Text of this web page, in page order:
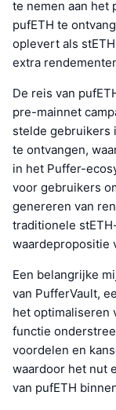
te nemen aan het
pufETH te
oplevert als
extra
De reis van
pre-mainnet
stelde gebruikers
te ontvangen,
in het Puffer-
voor gebruikers
genereren van
traditionele
waardepropositie
Een belangrijke
van PufferVault,
het optimaliseren
functie
voordelen en
waardoor het nut
van pufETH